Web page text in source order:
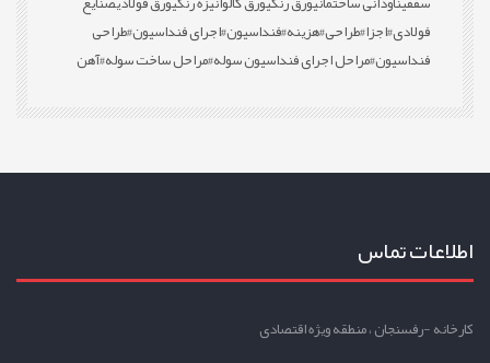
فولادی#اجزا#طراحی#هزینه#فنداسیون#اجرای فنداسیون#طراحی
فنداسیون#مراحل اجرای فنداسیون سوله#مراحل ساخت سوله#آهن
اطلاعات تماس
کارخانه -رفسنجان ، منطقه ویژه اقتصادی